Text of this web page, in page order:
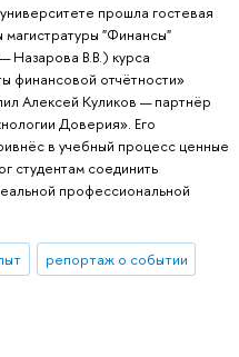
прошла гостевая
магистратуры "Финансы"
Назарова В.В.) курса
финансовой отчётности»
Алексей Куликов — партнёр
Доверия». Его
в учебный процесс ценные
студентам соединить
профессиональной
репортаж о событии